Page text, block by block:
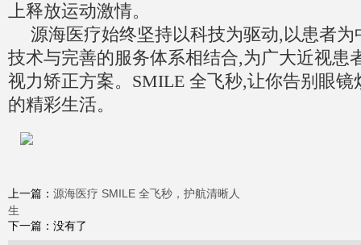
上释放运动激情。
源海医疗始终坚持以科技为驱动,以患者
技术与完善的服务体系相结合,为广大近视患
视力矫正方案。SMILE 全飞秒,让你告别眼镜
的精彩生活。
上一篇： 源海医疗 SMILE 全飞秒，护航清晰人
生
下一篇：没有了